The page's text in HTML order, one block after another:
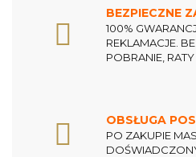
BEZPIECZNE
100%
REKLAMACJE.
POBRANIE, RATY
OBSŁUGA
PO ZAKUPIE